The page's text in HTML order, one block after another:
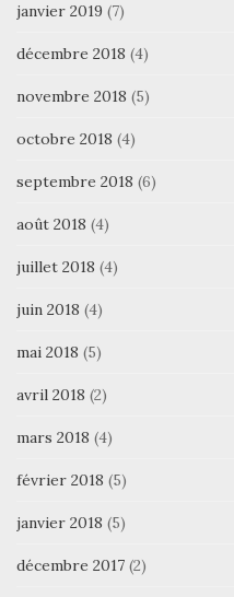
janvier 2019 (7)
décembre 2018 (4)
novembre 2018 (5)
octobre 2018 (4)
septembre 2018 (6)
août 2018 (4)
juillet 2018 (4)
juin 2018 (4)
mai 2018 (5)
avril 2018 (2)
mars 2018 (4)
février 2018 (5)
janvier 2018 (5)
décembre 2017 (2)